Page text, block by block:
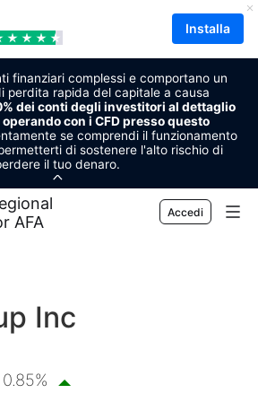
Installa
finanziari complessi e comportano un
perdita rapida del capitale a causa
dei conti degli investitori al dettaglio
con i CFD presso questo
se comprendi il funzionamento
di sostenere l'alto rischio di
il tuo denaro.
Sponsor
AFA
Accedi
Inc
0.85%